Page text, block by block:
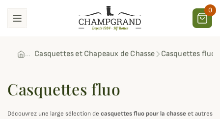
0
Casquettes et Chapeaux de Chasse Casquettes fluo
Casquettes fluo
Découvrez une large sélection de casquettes fluo pour la chasseet autres